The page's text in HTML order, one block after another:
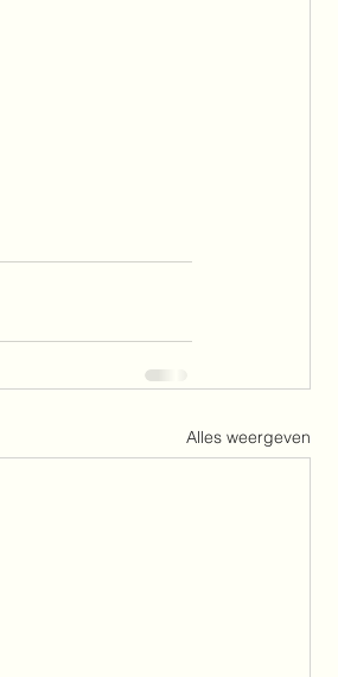
Alles weergeven